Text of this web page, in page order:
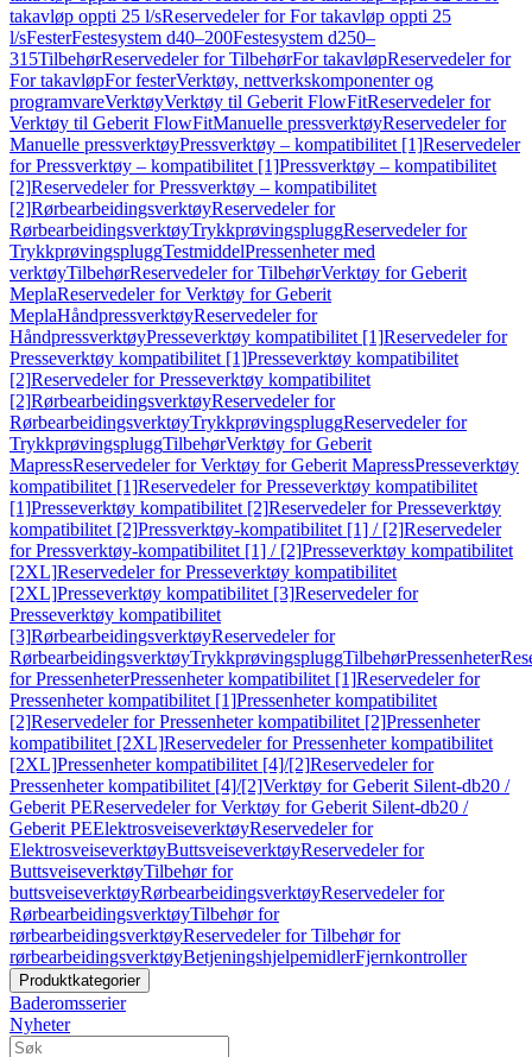
takavløp oppti 25 l/sReservedeler for For takavløp oppti 25
l/sFesterFestesystem d40–200Festesystem d250–
315TilbehørReservedeler for TilbehørFor takavløpReservedeler for
For takavløpFor festerVerktøy, nettverkskomponenter og
programvareVerktøyVerktøy til Geberit FlowFitReservedeler for
Verktøy til Geberit FlowFitManuelle pressverktøyReservedeler for
Manuelle pressverktøyPressverktøy – kompatibilitet [1]Reservedeler
for Pressverktøy – kompatibilitet [1]Pressverktøy – kompatibilitet
[2]Reservedeler for Pressverktøy – kompatibilitet
[2]RørbearbeidingsverktøyReservedeler for
RørbearbeidingsverktøyTrykkprøvingspluggReservedeler for
TrykkprøvingspluggTestmiddelPressenheter med
verktøyTilbehørReservedeler for TilbehørVerktøy for Geberit
MeplaReservedeler for Verktøy for Geberit
MeplaHåndpressverktøyReservedeler for
HåndpressverktøyPresseverktøy kompatibilitet [1]Reservedeler for
Presseverktøy kompatibilitet [1]Presseverktøy kompatibilitet
[2]Reservedeler for Presseverktøy kompatibilitet
[2]RørbearbeidingsverktøyReservedeler for
RørbearbeidingsverktøyTrykkprøvingspluggReservedeler for
TrykkprøvingspluggTilbehørVerktøy for Geberit
MapressReservedeler for Verktøy for Geberit MapressPresseverktøy
kompatibilitet [1]Reservedeler for Presseverktøy kompatibilitet
[1]Presseverktøy kompatibilitet [2]Reservedeler for Presseverktøy
kompatibilitet [2]Pressverktøy-kompatibilitet [1] / [2]Reservedeler
for Pressverktøy-kompatibilitet [1] / [2]Presseverktøy kompatibilitet
[2XL]Reservedeler for Presseverktøy kompatibilitet
[2XL]Presseverktøy kompatibilitet [3]Reservedeler for
Presseverktøy kompatibilitet
[3]RørbearbeidingsverktøyReservedeler for
RørbearbeidingsverktøyTrykkprøvingspluggTilbehørPressenheter
for PressenheterPressenheter kompatibilitet [1]Reservedeler for
Pressenheter kompatibilitet [1]Pressenheter kompatibilitet
[2]Reservedeler for Pressenheter kompatibilitet [2]Pressenheter
kompatibilitet [2XL]Reservedeler for Pressenheter kompatibilitet
[2XL]Pressenheter kompatibilitet [4]/[2]Reservedeler for
Pressenheter kompatibilitet [4]/[2]Verktøy for Geberit Silent-db20 /
Geberit PEReservedeler for Verktøy for Geberit Silent-db20 /
Geberit PEElektrosveiseverktøyReservedeler for
ElektrosveiseverktøyButtsveiseverktøyReservedeler for
ButtsveiseverktøyTilbehør for
buttsveiseverktøyRørbearbeidingsverktøyReservedeler for
RørbearbeidingsverktøyTilbehør for
rørbearbeidingsverktøyReservedeler for Tilbehør for
rørbearbeidingsverktøyBetjeningshjelpemidlerFjernkontroller
Produktkategorier
Baderomsserier
Nyheter